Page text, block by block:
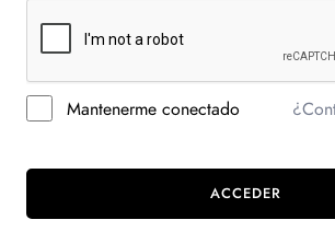
Mantenerme conectado
ACCEDER